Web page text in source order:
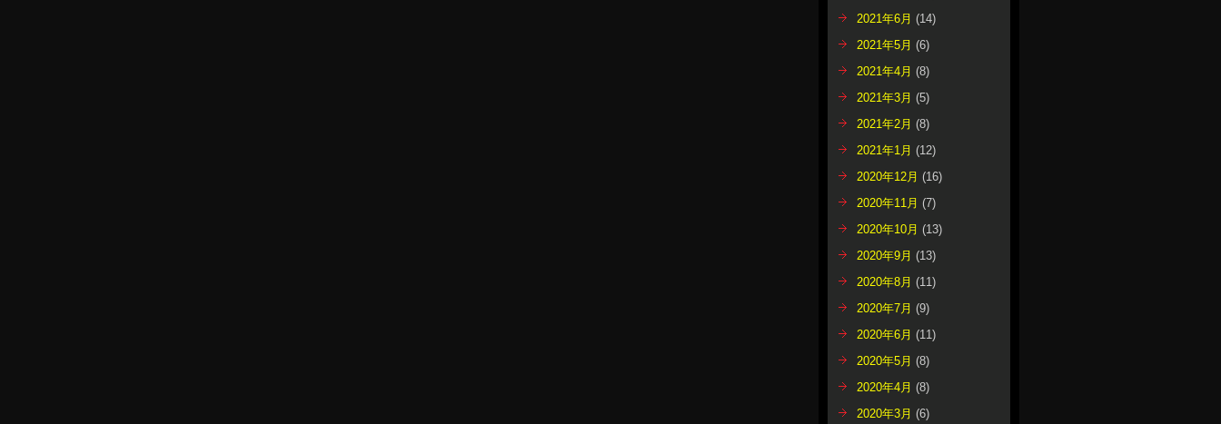
2021年6月 (14)
2021年5月 (6)
2021年4月 (8)
2021年3月 (5)
2021年2月 (8)
2021年1月 (12)
2020年12月 (16)
2020年11月 (7)
2020年10月 (13)
2020年9月 (13)
2020年8月 (11)
2020年7月 (9)
2020年6月 (11)
2020年5月 (8)
2020年4月 (8)
2020年3月 (6)